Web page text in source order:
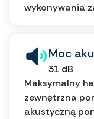
wykonywania
Moc
31 dB
Maksymalny
zewnętrzna
akustyczną